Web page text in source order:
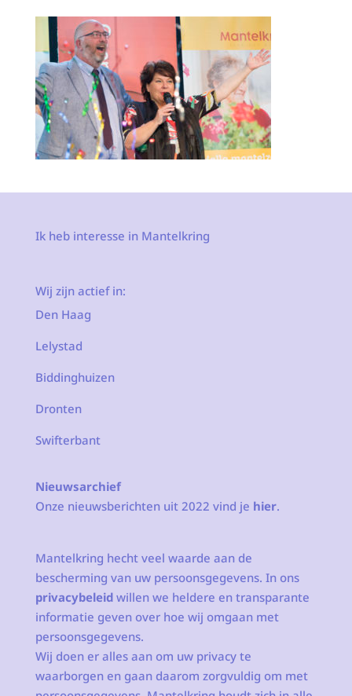
Ik heb interesse in Mantelkring
Wij zijn actief in:
Den Haag
Lelystad
Biddinghuizen
Dronten
Swifterbant
Nieuwsarchief
Onze nieuwsberichten uit 2022 vind je hier.
Mantelkring hecht veel waarde aan de
bescherming van uw persoonsgegevens. In ons
privacybeleidwillen we heldere en transparante
informatie geven over hoe wij omgaan met
persoonsgegevens.
Wij doen er alles aan om uw privacy te
waarborgen en gaan daarom zorgvuldig om met